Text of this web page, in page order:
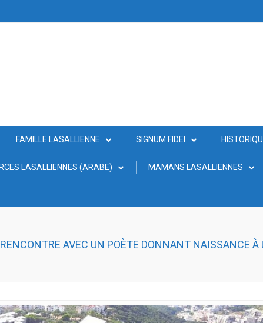
FAMILLE LASALLIENNE SIGNUM FIDEI
LASALLIENNES (ARABE) MAMANS LASALLIENNES
AVEC UN POÈTE DONNANT NAISSANCE